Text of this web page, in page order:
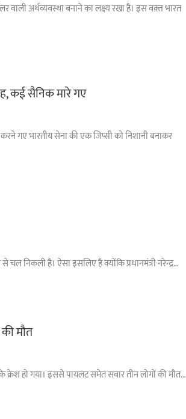
वाली अर्थव्यवस्था बनाने का लक्ष्य रखा है। इस वक़्त भारत
कई सैनिक मारे गए
गए भारतीय सेना की एक जिप्सी को निशानी बनाकर
निकली है। ऐसा इसलिए है क्योंकि प्रधानमंत्री नरेन्द्र…
मौत
के क्रेश हो गया। इससे पायलट समेत सवार तीन लोगों की मौत…